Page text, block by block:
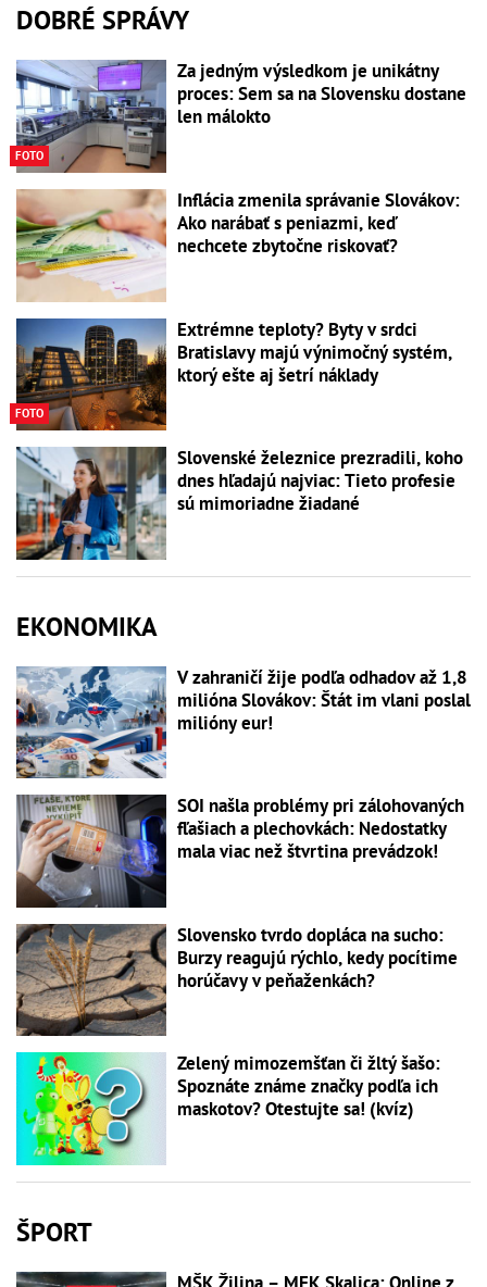
DOBRÉ SPRÁVY
FOTO
Za jedným výsledkom je unikátny
proces: Sem sa na Slovensku dostane
len málokto
Inflácia zmenila správanie Slovákov:
Ako narábať s peniazmi, keď
nechcete zbytočne riskovať?
FOTO
Extrémne teploty? Byty v srdci
Bratislavy majú výnimočný systém,
ktorý ešte aj šetrí náklady
Slovenské železnice prezradili, koho
dnes hľadajú najviac: Tieto profesie
sú mimoriadne žiadané
EKONOMIKA
V zahraničí žije podľa odhadov až 1,8
milióna Slovákov: Štát im vlani poslal
milióny eur!
SOI našla problémy pri zálohovaných
fľašiach a plechovkách: Nedostatky
mala viac než štvrtina prevádzok!
Slovensko tvrdo dopláca na sucho:
Burzy reagujú rýchlo, kedy pocítime
horúčavy v peňaženkách?
Zelený mimozemšťan či žltý šašo:
Spoznáte známe značky podľa ich
maskotov? Otestujte sa! (kvíz)
ŠPORT